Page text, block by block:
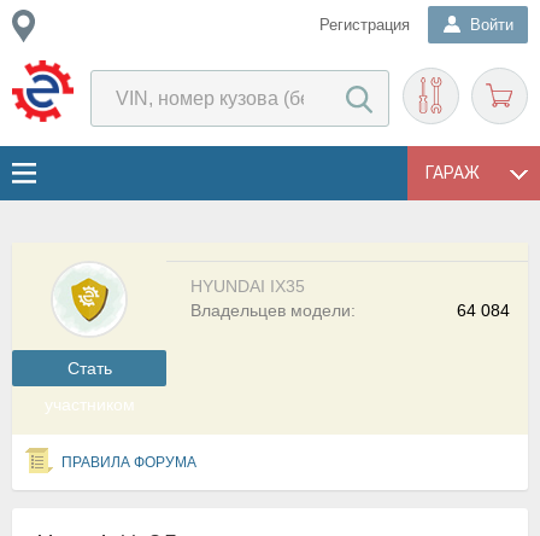
Регистрация Войти
ГАРАЖ
Cтать
участником
HYUNDAI IX35
64 084
Владельцев модели:
ПРАВИЛА ФОРУМА